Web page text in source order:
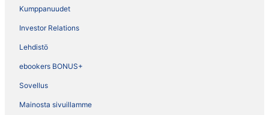
Kumppanuudet
Investor Relations
Lehdistö
ebookers BONUS+
Sovellus
Mainosta sivuillamme